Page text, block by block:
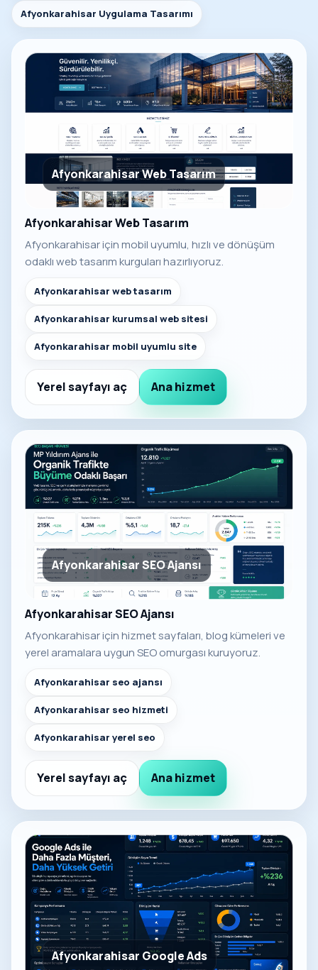
Afyonkarahisar Uygulama Tasarımı
Afyonkarahisar Web Tasarım
Afyonkarahisar Web Tasarım
Afyonkarahisar için mobil uyumlu, hızlı ve dönüşüm
odaklı web tasarım kurguları hazırlıyoruz.
Afyonkarahisar web tasarım
Afyonkarahisar kurumsal web sitesi
Afyonkarahisar mobil uyumlu site
Yerel sayfayı aç Ana hizmet
Afyonkarahisar SEO Ajansı
Afyonkarahisar SEO Ajansı
Afyonkarahisar için hizmet sayfaları, blog kümeleri ve
yerel aramalara uygun SEO omurgası kuruyoruz.
Afyonkarahisar seo ajansı
Afyonkarahisar seo hizmeti
Afyonkarahisar yerel seo
Yerel sayfayı aç Ana hizmet
Afyonkarahisar Google Ads